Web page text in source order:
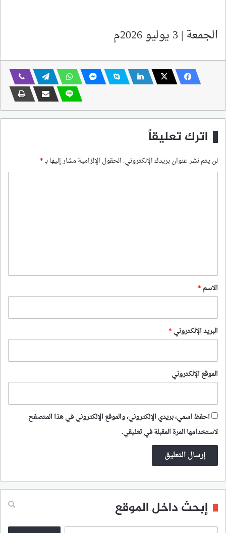
الجمعة | 3 يوليو 2026م
اترك تعليقاً
لن يتم نشر عنوان بريدك الإلكتروني. الحقول الإلزامية مشار إليها بـ*
*
الاسم *
البريد الإلكتروني *
الموقع الإلكتروني
احفظ اسمي، بريدي الإلكتروني، والموقع الإلكتروني في هذا المتصفح
لاستخدامها المرة المقبلة في تعليقي.
إبحث داخل الموقع